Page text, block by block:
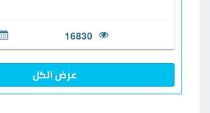
16830
عرض الكل